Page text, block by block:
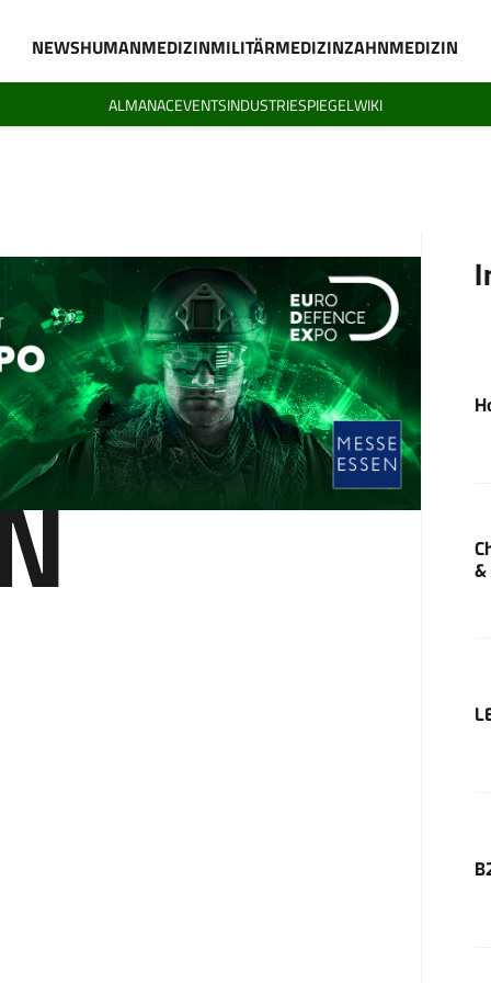
NEWSHUMANMEDIZINMILITÄRMEDIZINZAHNMEDIZIN
ALMANACEVENTSINDUSTRIESPIEGELWIKI
&